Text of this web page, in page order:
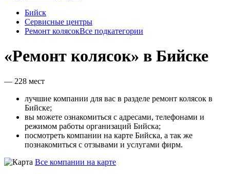
Бийск
Сервисные центры
Ремонт колясокВсе подкатегории
«Ремонт колясок» в Бийске
— 228 мест
лучшие компании для вас в разделе ремонт колясок в
Бийске;
вы можете ознакомиться с адресами, телефонами и
режимом работы организаций Бийска;
посмотреть компании на карте Бийска, а так же
познакомиться с отзывами и услугами фирм.
Все компании на карте